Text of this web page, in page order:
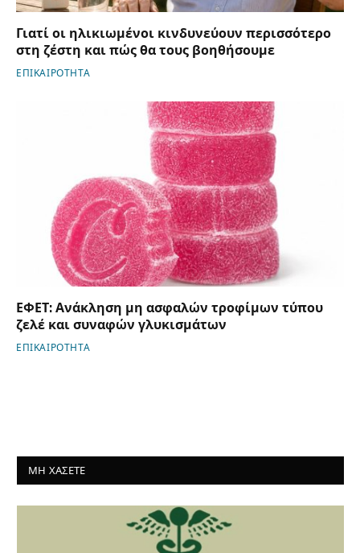
Γιατί οι ηλικιωμένοι κινδυνεύουν περισσότερο
στη ζέστη και πώς θα τους βοηθήσουμε
ΕΠΙΚΑΙΡΟΤΗΤΑ
ΕΦΕΤ: Ανάκληση μη ασφαλών τροφίμων τύπου
ζελέ και συναφών γλυκισμάτων
ΕΠΙΚΑΙΡΟΤΗΤΑ
ΜΗ ΧΑΣΕΤΕ